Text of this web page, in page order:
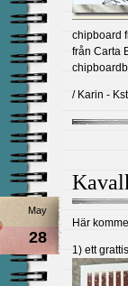
chipboard
från Carta
/ Karin -
May
28
Här
1) ett